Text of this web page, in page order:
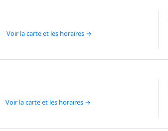
Voir la carte et les horaires →
Voir la carte et les horaires →